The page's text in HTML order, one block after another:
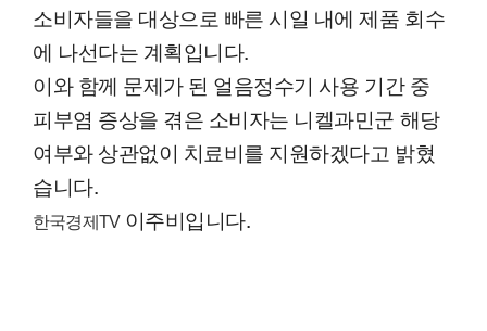
소비자들을 대상으로 빠른 시일 내에 제품 회수
에 나선다는 계획입니다.
이와 함께 문제가 된 얼음정수기 사용 기간 중
피부염 증상을 겪은 소비자는 니켈과민군 해당
여부와 상관없이 치료비를 지원하겠다고 밝혔
습니다.
한국경제TV이주비입니다.